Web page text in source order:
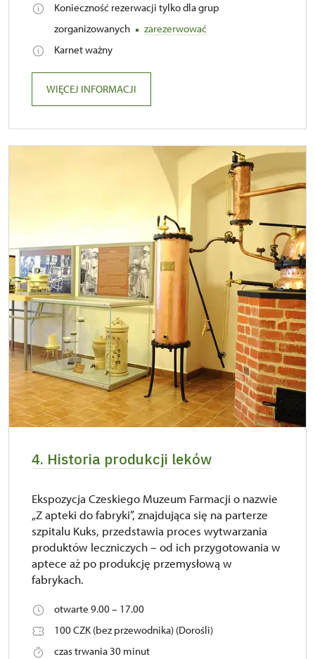
Konieczność rezerwacji tylko dla grup
zorganizowanych
zarezerwować
Karnet ważny
WIĘCEJ INFORMACJI
4. Historia produkcji leków
Ekspozycja Czeskiego Muzeum Farmacji o nazwie
„Z apteki do fabryki”, znajdująca się na parterze
szpitalu Kuks, przedstawia proces wytwarzania
produktów leczniczych – od ich przygotowania w
aptece aż po produkcję przemysłową w
fabrykach.
otwarte 9.00 – 17.00
100 CZK (bez przewodnika) (Dorośli)
czas trwania 30 minut